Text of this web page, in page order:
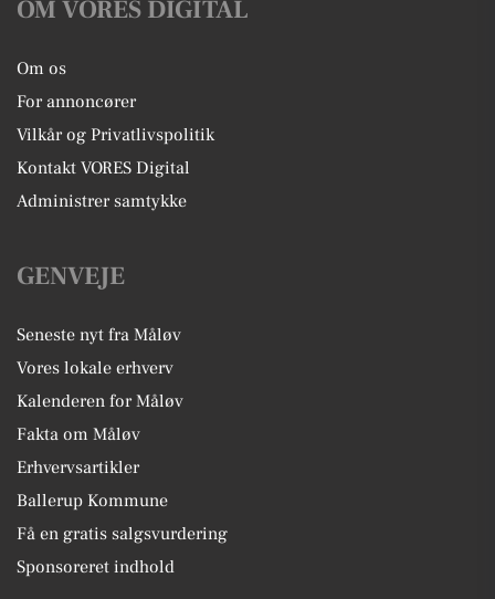
OM VORES DIGITAL
Om os
For annoncører
Vilkår og Privatlivspolitik
Kontakt VORES Digital
Administrer samtykke
GENVEJE
Seneste nyt fra Måløv
Vores lokale erhverv
Kalenderen for Måløv
Fakta om Måløv
Erhvervsartikler
Ballerup Kommune
Få en gratis salgsvurdering
Sponsoreret indhold